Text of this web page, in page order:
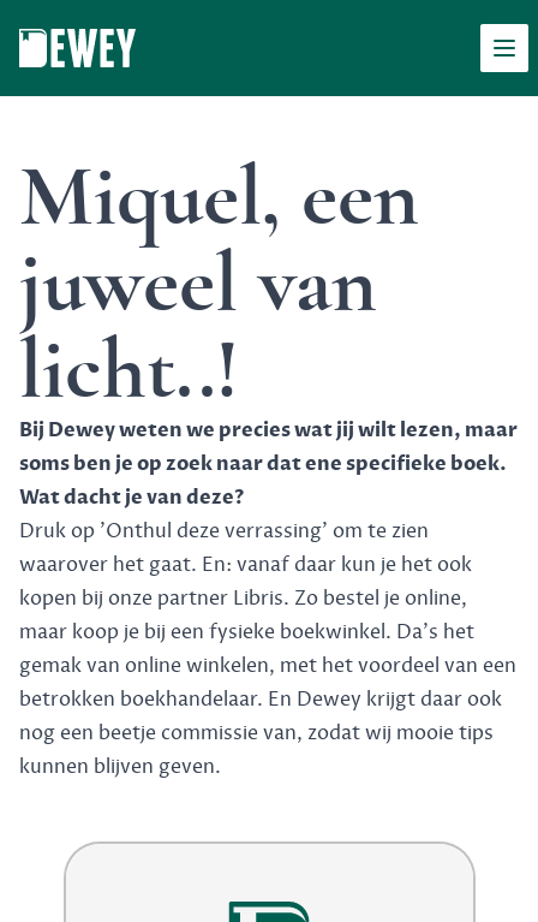
Miquel, een
juweel van
licht..!
Bij Dewey weten we precies wat jij wilt lezen, maar
soms ben je op zoek naar dat ene specifieke boek.
Wat dacht je van deze?
Druk op 'Onthul deze verrassing' om te zien
waarover het gaat. En: vanaf daar kun je het ook
kopen bij onze partner Libris. Zo bestel je online,
maar koop je bij een fysieke boekwinkel. Da's het
gemak van online winkelen, met het voordeel van een
betrokken boekhandelaar. En Dewey krijgt daar ook
nog een beetje commissie van, zodat wij mooie tips
kunnen blijven geven.